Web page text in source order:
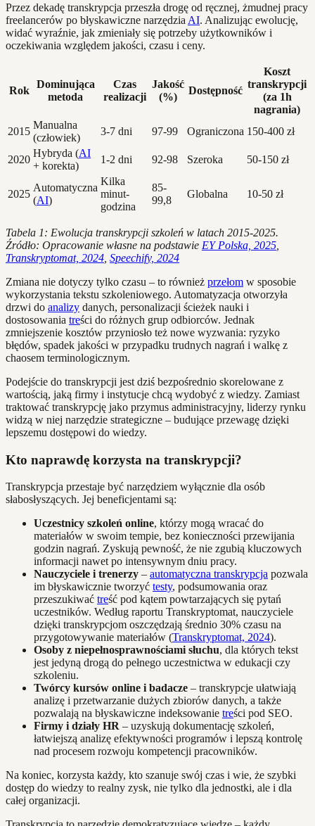
Przez dekadę transkrypcja przeszła drogę od ręcznej, żmudnej pracy
freelancerów po błyskawiczne narzędzia AI. Analizując ewolucję,
widać wyraźnie, jak zmieniały się potrzeby użytkowników i
oczekiwania względem jakości, czasu i ceny.
Rok
Dominująca
metoda
Czas
realizacji
Jakość
(%)
Dostępność
Koszt
transkrypcji
(za 1h
nagrania)
2015
Manualna
(człowiek)
3-7 dni 97-99 Ograniczona 150-400 zł
2020
Hybryda (AI
+ korekta)
1-2 dni 92-98 Szeroka 50-150 zł
2025
Automatyczna
(AI)
Kilka
minut-
godzina
85-
99,8
Globalna 10-50 zł
Tabela 1: Ewolucja transkrypcji szkoleń w latach 2015-2025.
Źródło: Opracowanie własne na podstawie EY Polska, 2025
Transkryptomat, 2024 Speechify, 2024
Zmiana nie dotyczy tylko czasu – to również przełom w sposobie
wykorzystania tekstu szkoleniowego. Automatyzacja otworzyła
drzwi do analizy danych, personalizacji ścieżek nauki i
dostosowania treści do różnych grup odbiorców. Jednak
zmniejszenie kosztów przyniosło też nowe wyzwania: ryzyko
błędów, spadek jakości w przypadku trudnych nagrań i walkę z
chaosem terminologicznym.
Podejście do transkrypcji jest dziś bezpośrednio skorelowane z
wartością, jaką firmy i instytucje chcą wydobyć z wiedzy. Zamiast
traktować transkrypcję jako przymus administracyjny, liderzy rynku
widzą w niej narzędzie strategiczne – budujące przewagę dzięki
lepszemu dostępowi do wiedzy.
Kto naprawdę korzysta na transkrypcji?
Transkrypcja przestaje być narzędziem wyłącznie dla osób
słabosłyszących. Jej beneficjentami są:
Uczestnicy szkoleń online, którzy mogą wracać do
materiałów w swoim tempie, bez konieczności przewijania
godzin nagrań. Zyskują pewność, że nie zgubią kluczowych
informacji nawet po intensywnym dniu pracy.
Nauczyciele i trenerzy – automatyczna transkrypcja pozwala
im błyskawicznie tworzyć testy, podsumowania oraz
przeszukiwać treść pod kątem powtarzających się pytań
uczestników. Według raportu Transkryptomat, nauczyciele
dzięki transkrypcjom oszczędzają średnio 30% czasu na
przygotowywanie materiałów (Transkryptomat, 2024).
Osoby z niepełnosprawnościami słuchu, dla których tekst
jest jedyną drogą do pełnego uczestnictwa w edukacji czy
szkoleniu.
Twórcy kursów online i badacze – transkrypcje ułatwiają
analizę i przetwarzanie dużych zbiorów danych, a także
pozwalają na błyskawiczne indeksowanie treści pod SEO.
Firmy i działy HR – uzyskują dokumentację szkoleń,
łatwiejszą analizę efektywności programów i lepszą kontrolę
nad procesem rozwoju kompetencji pracowników.
Na koniec, korzysta każdy, kto szanuje swój czas i wie, że szybki
dostęp do wiedzy to realny zysk, nie tylko dla jednostki, ale i dla
całej organizacji.